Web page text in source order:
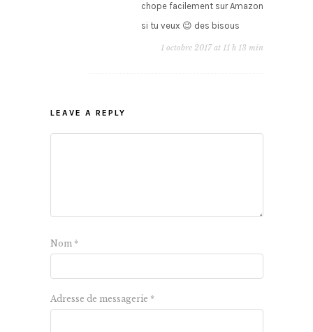
chope facilement sur Amazon
si tu veux 😉 des bisous
1 octobre 2017 at 11 h 13 min
LEAVE A REPLY
Nom *
Adresse de messagerie *